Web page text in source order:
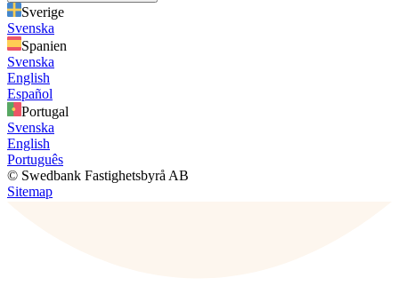
Sverige
Svenska
Spanien
Svenska
English
Español
Portugal
Svenska
English
Português
© Swedbank Fastighetsbyrå AB
Sitemap